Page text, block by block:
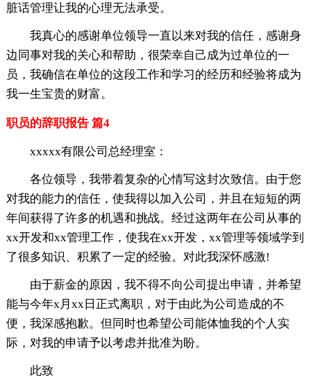
脏话管理让我的心理无法承受。
我真心的感谢单位领导一直以来对我的信任，感谢身
边同事对我的关心和帮助，很荣幸自己成为过单位的一
员，我确信在单位的这段工作和学习的经历和经验将成为
我一生宝贵的财富。
职员的辞职报告 篇4
xxxxx有限公司总经理室：
各位领导，我带着复杂的心情写这封次致信。由于您
对我的能力的信任，使我得以加入公司，并且在短短的两
年间获得了许多的机遇和挑战。经过这两年在公司从事的
xx开发和xx管理工作，使我在xx开发，xx管理等领域学到
了很多知识、积累了一定的经验。对此我深怀感激!
由于薪金的原因，我不得不向公司提出申请，并希望
能与今年x月xx日正式离职，对于由此为公司造成的不
便，我深感抱歉。但同时也希望公司能体恤我的个人实
际，对我的申请予以考虑并批准为盼。
此致